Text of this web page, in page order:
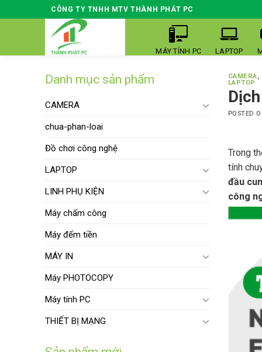
to
CÔNG TY TNHH MTV THÀNH PHÁT PC
MÁY TÍNH PC LAPTOP
Danh mục sản phẩm
CAMERA
chua-phan-loai
Đồ chơi công nghệ
LAPTOP
LINH PHỤ KIỆN
Máy chấm công
Máy đếm tiền
MÁY IN
Máy PHOTOCOPY
Máy tính PC
THIẾT BỊ MẠNG
CAMERA,
LAPTOP
POSTED
Trong
tính
đầu
công